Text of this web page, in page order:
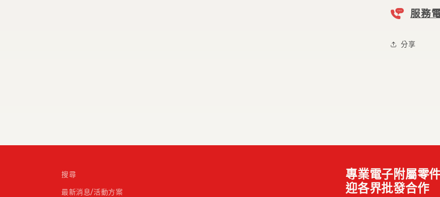
服務
分享
搜尋
最新消息/活動方案
專業電子附屬零
迎各界批發合作